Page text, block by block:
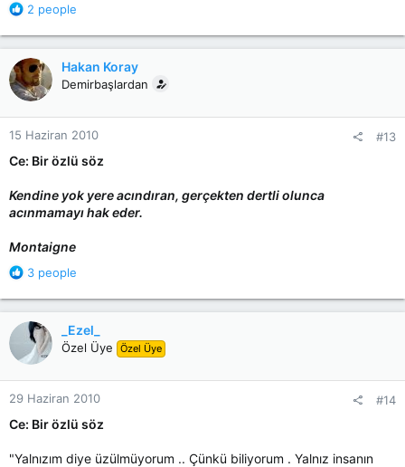
R
a
c
t
i
o
n
s
2 people
Hakan Koray
Demirbaşlardan
15 Haziran 2010 #13
Ce: Bir özlü söz
Kendine yok yere acındıran, gerçekten dertli olunca
acınmamayı hak eder.
Montaigne
R
a
c
t
i
o
n
s
3 people
_Ezel_
Özel Üye Özel Üye
29 Haziran 2010 #14
Ce: Bir özlü söz
"Yalnızım diye üzülmüyorum .. Çünkü biliyorum . Yalnız insanın